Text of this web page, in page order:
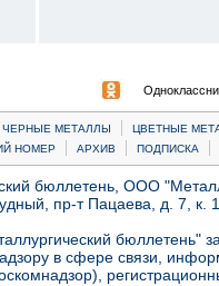
ЧЕРНЫЕ МЕТАЛЛЫ |
ЦВЕТНЫЕ
НОМЕР | АРХИВ | ПОДПИСКА |
бюллетень, ООО
пр-т Пацаева, д. 7,
бюллетень"
в сфере связи,